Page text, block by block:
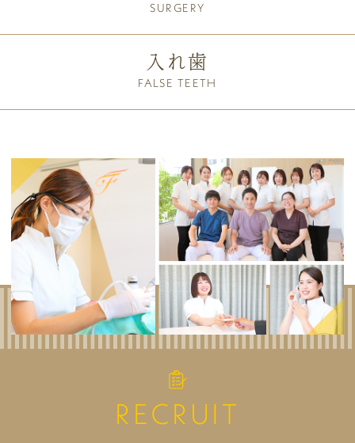
SURGERY
入れ歯
FALSE TEETH
RECRUIT